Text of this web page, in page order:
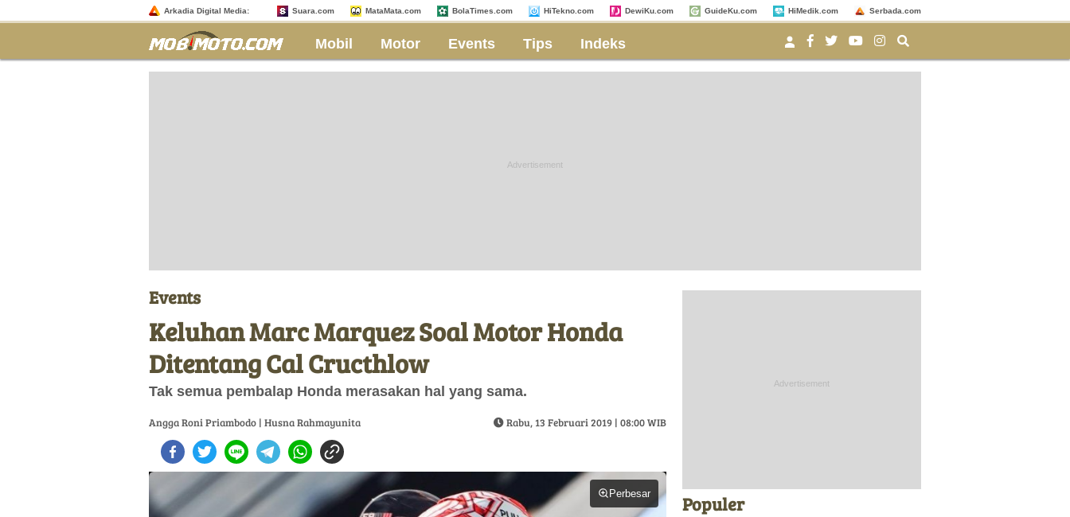
Arkadia Digital Media: Suara.com MataMata.com BolaTimes.com HiTekno.com DewiKu.com GuideKu.com HiMedik.com Serbada.com
Mobil Motor Events Tips Indeks
Events
Keluhan Marc Marquez Soal Motor Honda
Ditentang Cal Cructhlow
Tak semua pembalap Honda merasakan hal yang sama.
Angga Roni Priambodo | Husna Rahmayunita Rabu, 13 Februari 2019 | 08:00 WIB
Perbesar Populer